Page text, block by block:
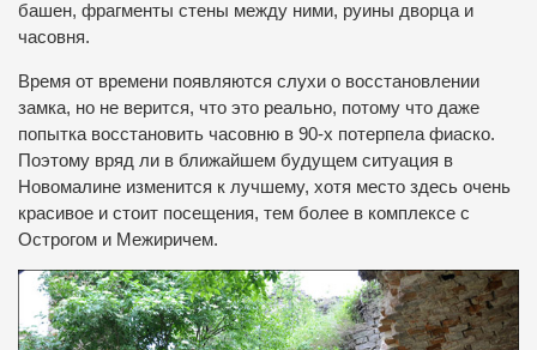
башен, фрагменты стены между ними, руины дворца и
часовня.
Время от времени появляются слухи о восстановлении
замка, но не верится, что это реально, потому что даже
попытка восстановить часовню в 90-х потерпела фиаско.
Поэтому вряд ли в ближайшем будущем ситуация в
Новомалине изменится к лучшему, хотя место здесь очень
красивое и стоит посещения, тем более в комплексе с
Острогом и Межиричем.